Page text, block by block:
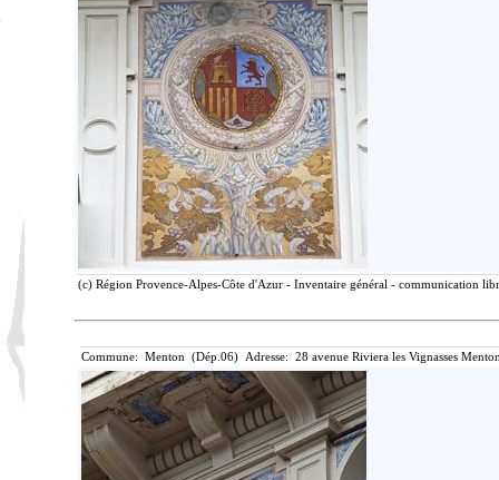
(c) Région Provence-Alpes-Côte d'Azur - Inventaire général - communication
Commune: Menton (Dép.06) Adresse: 28 avenue Riviera les Vignasses